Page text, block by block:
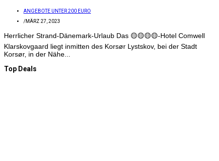
ANGEBOTE UNTER 200 EURO
/MÄRZ 27, 2023
Herrlicher Strand-Dänemark-Urlaub Das 🟡🟡🟡🟡-Hotel Comwell
Klarskovgaard liegt inmitten des Korsør Lystskov, bei der Stadt
Korsør, in der Nähe...
Top Deals